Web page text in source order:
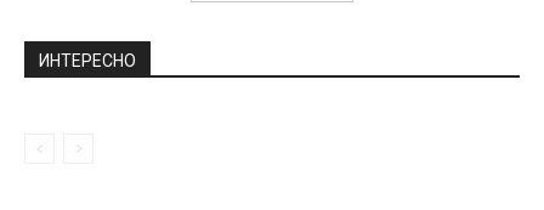
ИНТЕРЕСНО